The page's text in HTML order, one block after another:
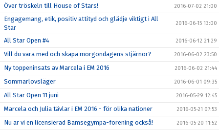
Över tröskeln till House of Stars! 2016-07-02 21:00
Engagemang, etik, positiv attityd och glädje viktigt i All
Star
2016-06-15 13:00
All Star Open #4 2016-06-12 21:29
Vill du vara med och skapa morgondagens stjärnor? 2016-06-02 23:50
Ny toppeninsats av Marcela i EM 2016 2016-06-02 21:44
Sommarlovsläger 2016-06-01 09:35
All Star Open 11 juni 2016-05-29 12:45
Marcela och Julia tävlar i EM 2016 - för olika nationer 2016-05-21 07:53
Nu är vi en licensierad Bamsegympa-förening också! 2016-05-20 11:52